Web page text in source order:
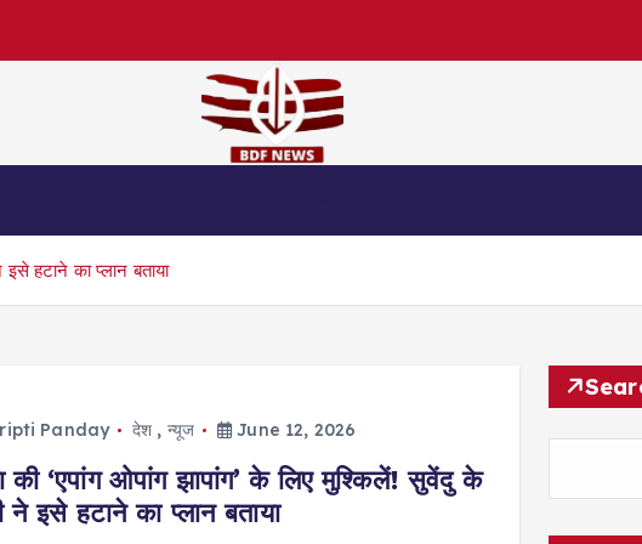
हटाने का प्लान बताया
Panday देश , न्यूज June 12, 2026
की ‘एपांग ओपांग झापांग’ के लिए मुश्किलें! सुवेंदु के
ने इसे हटाने का प्लान बताया